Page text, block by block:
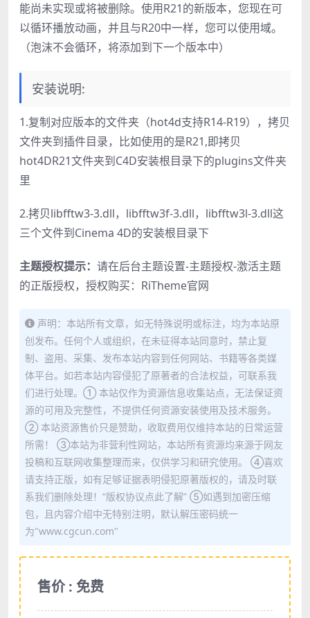
能尚未实现或将被删除。使用R21的新版本，您现在可
以循环播放动画，并且与R20中一样，您可以使用域。
（泡沫不会循环，将添加到下一个版本中）
安装说明:
1.复制对应版本的文件夹（hot4d支持R14-R19），拷贝
文件夹到插件目录，比如使用的是R21,即拷贝
hot4DR21文件夹到C4D安装根目录下的plugins文件夹
里
2.拷贝libfftw3-3.dll，libfftw3f-3.dll，libfftw3l-3.dll这
三个文件到Cinema 4D的安装根目录下
主题授权提示： 请在后台主题设置-主题授权-激活主题
的正版授权，授权购买： RiTheme官网
声明：本站所有文章，如无特殊说明或标注，均为本站原
创发布。任何个人或组织，在未征得本站同意时，禁止复
制、盗用、采集、发布本站内容到任何网站、书籍等各类媒
体平台。如若本站内容侵犯了原著者的合法权益，可联系我
们进行处理。① 本站仅作为资源信息收集站点，无法保证资
源的可用及完整性，不提供任何资源安装使用及技术服务。
② 本站资源售价只是赞助，收取费用仅维持本站的日常运营
所需！ ③本站为非营利性网站，本站所有资源均来源于网友
投稿和互联网收集整理而来，仅供学习和研究使用。 ④喜欢
请支持正版，如有足够证据表明侵犯原著版权的，请及时联
系我们删除处理！“版权协议点此了解” ⑤如遇到加密压缩
包，且内容介绍中无特别注明，默认解压密码统一
为"www.cgcun.com"
售价 : 免费